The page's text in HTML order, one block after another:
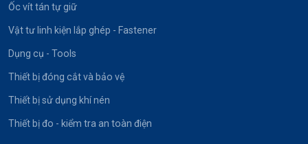
Ốc vít tán tự giữ
Vật tư linh kiện lắp ghép - Fastener
Dụng cụ - Tools
Thiết bị đóng cắt và bảo vệ
Thiết bị sử dụng khí nén
Thiết bị đo - kiểm tra an toàn điện